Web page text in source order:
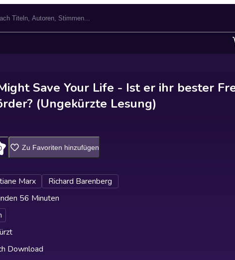
Save Your Life - Ist er ihr bester
(Ungekürzte Lesung)
Zu Favoriten hinzufügen
Marx
Richard Barenberg
56 Minuten
Download